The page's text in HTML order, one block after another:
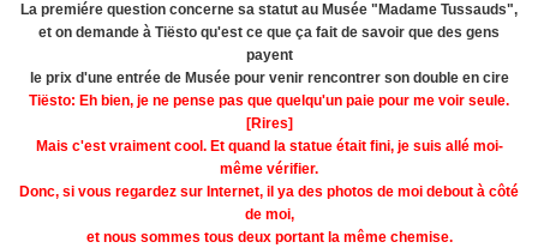
La premiére question concerne sa statut au Musée "Madame Tussauds",
et on demande à Tiësto qu'est ce que ça fait de savoir que des gens
payent
le prix d'une entrée de Musée pour venir rencontrer son double en cire
Tiësto: Eh bien, je ne pense pas que quelqu'un paie pour me voir seule.
[Rires]
Mais c'est vraiment cool . Et quand la statue était fini, je suis allé moi-
même vérifier.
Donc, si vous regardez sur Internet, il ya des photos de moi debout à côté
de moi,
et nous sommes tous deux portant la même chemise.